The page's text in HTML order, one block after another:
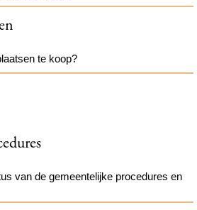
te koop?
van de gemeentelijke procedures en